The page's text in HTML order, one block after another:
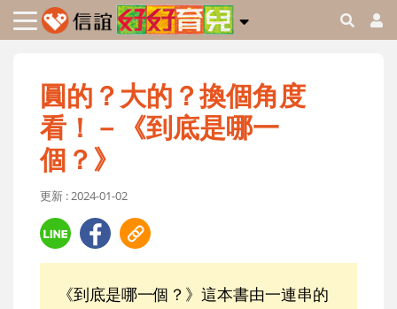
圓的？大的？換個角度
看！－《到底是哪一
個？》
更新 : 2024-01-02
《到底是哪一個？》這本書由一連串的